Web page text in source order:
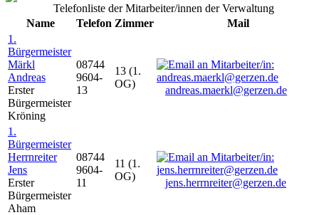
Telefonliste der Mitarbeiter/innen der Verwaltung
Name
Telefon Zimmer
Mail
1.
Bürgermeister
Märkl
Andreas
Erster
Bürgermeister
Kröning
08744
9604-
13
13 (1.
OG)
andreas.maerkl@gerzen.de
1.
Bürgermeister
Herrnreiter
Jens
Erster
Bürgermeister
Aham
08744
9604-
11
11 (1.
OG)
jens.herrnreiter@gerzen.de